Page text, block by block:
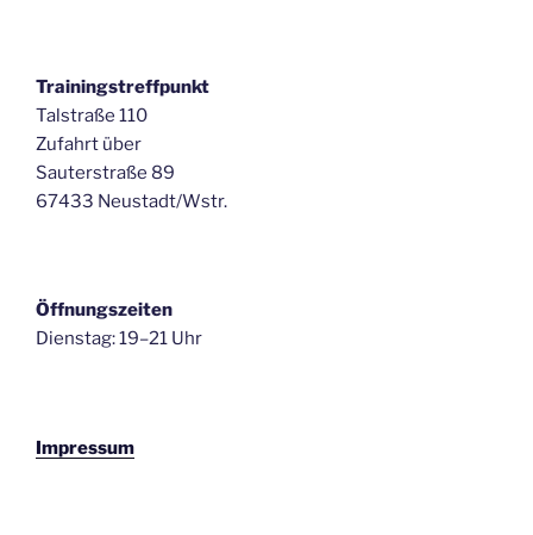
Trainingstreffpunkt
Talstraße 110
Zufahrt über
Sauterstraße 89
67433 Neustadt/Wstr.
Öffnungszeiten
Dienstag: 19–21 Uhr
Impressum